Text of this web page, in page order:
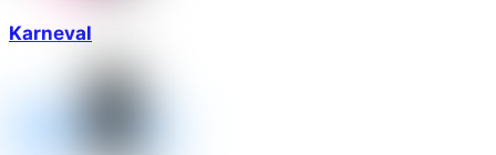
Karneval